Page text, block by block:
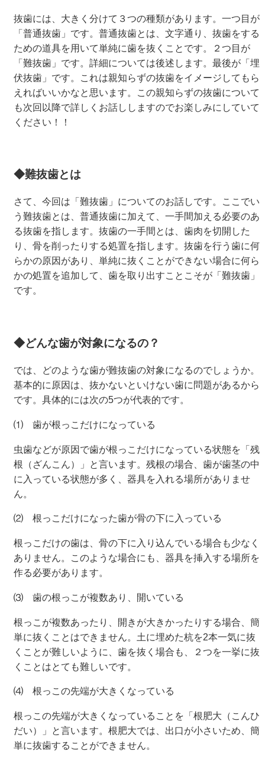
抜歯には、大きく分けて３つの種類があります。一つ目が
「普通抜歯」です。普通抜歯とは、文字通り、抜歯をする
ための道具を用いて単純に歯を抜くことです。２つ目が
「難抜歯」です。詳細については後述します。最後が「埋
伏抜歯」です。これは親知らずの抜歯をイメージしてもら
えればいいかなと思います。この親知らずの抜歯について
も次回以降で詳しくお話ししますのでお楽しみにしていて
ください！！
◆難抜歯とは
さて、今回は「難抜歯」についてのお話しです。ここでい
う難抜歯とは、普通抜歯に加えて、一手間加える必要のあ
る抜歯を指します。抜歯の一手間とは、歯肉を切開した
り、骨を削ったりする処置を指します。抜歯を行う歯に何
らかの原因があり、単純に抜くことができない場合に何ら
かの処置を追加して、歯を取り出すことこそが「難抜歯」
です。
◆どんな歯が対象になるの？
では、どのような歯が難抜歯の対象になるのでしょうか。
基本的に原因は、抜かないといけない歯に問題があるから
です。具体的には次の5つが代表的です。
⑴ 歯が根っこだけになっている
虫歯などが原因で歯が根っこだけになっている状態を「残
根（ざんこん）」と言います。残根の場合、歯が歯茎の中
に入っている状態が多く、器具を入れる場所がありませ
ん。
⑵ 根っこだけになった歯が骨の下に入っている
根っこだけの歯は、骨の下に入り込んでいる場合も少なく
ありません。このような場合にも、器具を挿入する場所を
作る必要があります。
⑶ 歯の根っこが複数あり、開いている
根っこが複数あったり、開きが大きかったりする場合、簡
単に抜くことはできません。土に埋めた杭を2本一気に抜
くことが難しいように、歯を抜く場合も、２つを一挙に抜
くことはとても難しいです。
⑷ 根っこの先端が大きくなっている
根っこの先端が大きくなっていることを「根肥大（こんひ
だい）」と言います。根肥大では、出口が小さいため、簡
単に抜歯することができません。